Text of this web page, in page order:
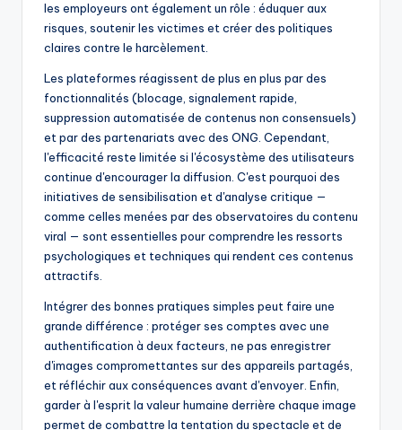
les employeurs ont également un rôle : éduquer aux
risques, soutenir les victimes et créer des politiques
claires contre le harcèlement.
Les plateformes réagissent de plus en plus par des
fonctionnalités (blocage, signalement rapide,
suppression automatisée de contenus non consensuels)
et par des partenariats avec des ONG. Cependant,
l'efficacité reste limitée si l'écosystème des utilisateurs
continue d'encourager la diffusion. C'est pourquoi des
initiatives de sensibilisation et d'analyse critique —
comme celles menées par des observatoires du contenu
viral — sont essentielles pour comprendre les ressorts
psychologiques et techniques qui rendent ces contenus
attractifs.
Intégrer des bonnes pratiques simples peut faire une
grande différence : protéger ses comptes avec une
authentification à deux facteurs, ne pas enregistrer
d'images compromettantes sur des appareils partagés,
et réfléchir aux conséquences avant d'envoyer. Enfin,
garder à l'esprit la valeur humaine derrière chaque image
permet de combattre la tentation du spectacle et de